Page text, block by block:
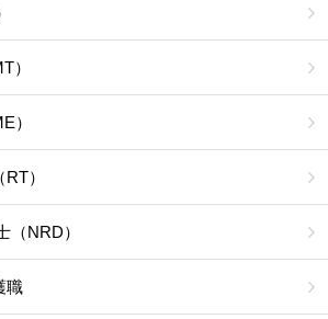
）
）
）
（NRD）
職